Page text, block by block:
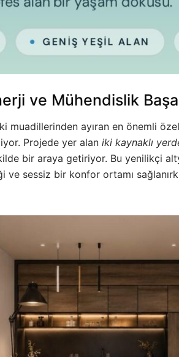
ve Mühendislik
muadillerinden ayıran en önemli
Projede yer alan iki kaynaklı
bir araya getiriyor. Bu yenilikçi
ve sessiz bir konfor ortamı